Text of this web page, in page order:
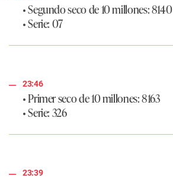
• Segundo seco de 10 millones: 8140
• Serie: 07
23:46
• Primer seco de 10 millones: 8163
• Serie: 326
23:39